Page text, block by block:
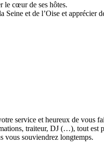
le cœur de ses hôtes.
et de l’Oise et apprécier
service et heureux de vous
traiteur, DJ (…), tout
vous souviendrez longtemps.